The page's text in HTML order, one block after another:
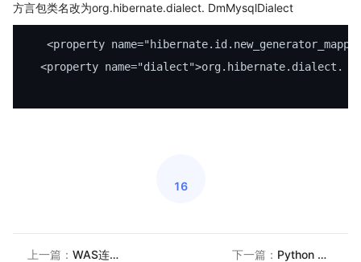
方言包类名改为org.hibernate.dialect. DmMysqlDialect
    <
property name=
   <
property name="dialect">org.hibernate.dialect.
16
上一篇： WAS连接达梦 下一篇： Python 连接达梦数据库